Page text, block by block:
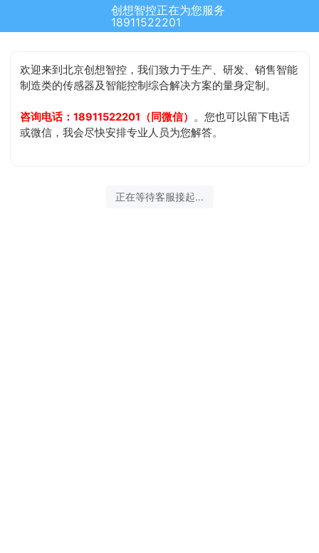
创想智控正在为您服务
18911522201
欢迎来到北京创想智控，我们致力于生产、研发、销售智能
制造类的传感器及智能控制综合解决方案的量身定制。
咨询电话：18911522201（同微信） 。您也可以留下电话
或微信，我会尽快安排专业人员为您解答。
正在等待客服接起...